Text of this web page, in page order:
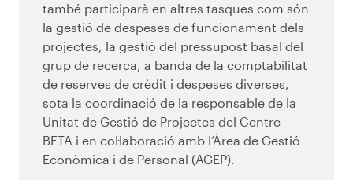
també participarà en altres tasques com són
la gestió de despeses de funcionament dels
projectes, la gestió del pressupost basal del
grup de recerca, a banda de la comptabilitat
de reserves de crèdit i despeses diverses,
sota la coordinació de la responsable de la
Unitat de Gestió de Projectes del Centre
BETA i en col·laboració amb l’Àrea de Gestió
Econòmica i de Personal (AGEP).